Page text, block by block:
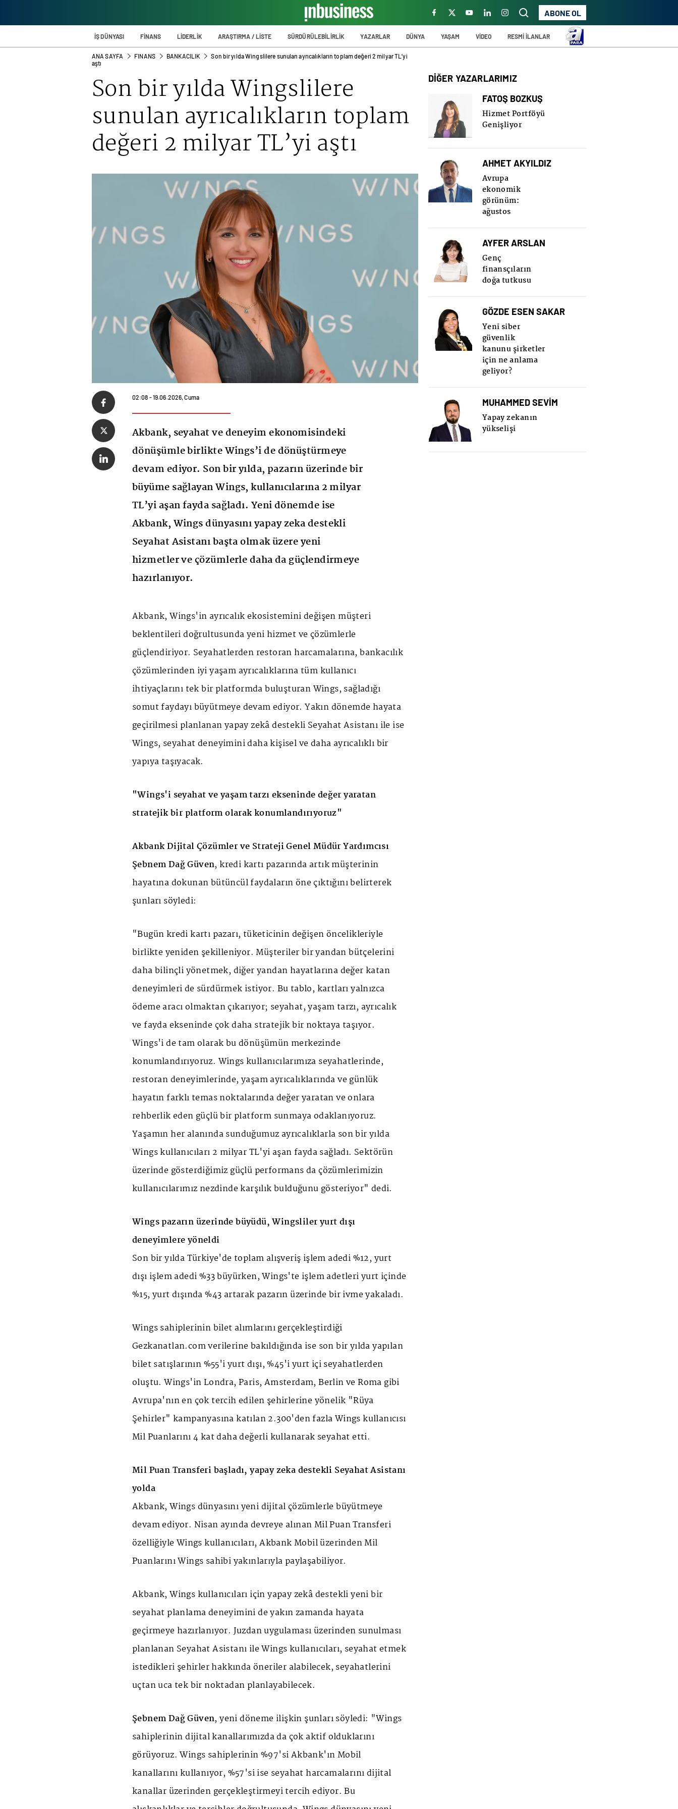
ABONE OL
İŞ DÜNYASI FİNANS LİDERLİK ARAŞTIRMA / LİSTE SÜRDÜRÜLEBİLİRLİK YAZARLAR DÜNYA YAŞAM VİDEO RESMİ İLANLAR
ANA SAYFA FINANS BANKACILIK
Son bir yılda Wingslilere sunulan ayrıcalıkların toplam değeri 2 milyar TL’yi
aştı
Son bir yılda Wingslilere
sunulan ayrıcalıkların toplam
değeri 2 milyar TL’yi aştı
02:08 - 19.06.2026, Cuma
Akbank, seyahat ve deneyim ekonomisindeki
dönüşümle birlikte Wings’i de dönüştürmeye
devam ediyor. Son bir yılda, pazarın üzerinde bir
büyüme sağlayan Wings, kullanıcılarına 2 milyar
TL’yi aşan fayda sağladı. Yeni dönemde ise
Akbank, Wings dünyasını yapay zeka destekli
Seyahat Asistanı başta olmak üzere yeni
hizmetler ve çözümlerle daha da güçlendirmeye
hazırlanıyor.
Akbank, Wings'in ayrıcalık ekosistemini değişen müşteri
beklentileri doğrultusunda yeni hizmet ve çözümlerle
güçlendiriyor. Seyahatlerden restoran harcamalarına, bankacılık
çözümlerinden iyi yaşam ayrıcalıklarına tüm kullanıcı
ihtiyaçlarını tek bir platformda buluşturan Wings, sağladığı
somut faydayı büyütmeye devam ediyor. Yakın dönemde hayata
geçirilmesi planlanan yapay zekâ destekli Seyahat Asistanı ile ise
Wings, seyahat deneyimini daha kişisel ve daha ayrıcalıklı bir
yapıya taşıyacak.
"Wings'i seyahat ve yaşam tarzı ekseninde değer yaratan
stratejik bir platform olarak konumlandırıyoruz"
Akbank Dijital Çözümler ve Strateji Genel Müdür Yardımcısı
Şebnem Dağ Güven, kredi kartı pazarında artık müşterinin
hayatına dokunan bütüncül faydaların öne çıktığını belirterek
şunları söyledi:
"Bugün kredi kartı pazarı, tüketicinin değişen öncelikleriyle
birlikte yeniden şekilleniyor. Müşteriler bir yandan bütçelerini
daha bilinçli yönetmek, diğer yandan hayatlarına değer katan
deneyimleri de sürdürmek istiyor. Bu tablo, kartları yalnızca
ödeme aracı olmaktan çıkarıyor; seyahat, yaşam tarzı, ayrıcalık
ve fayda ekseninde çok daha stratejik bir noktaya taşıyor.
Wings'i de tam olarak bu dönüşümün merkezinde
konumlandırıyoruz. Wings kullanıcılarımıza seyahatlerinde,
restoran deneyimlerinde, yaşam ayrıcalıklarında ve günlük
hayatın farklı temas noktalarında değer yaratan ve onlara
rehberlik eden güçlü bir platform sunmaya odaklanıyoruz.
Yaşamın her alanında sunduğumuz ayrıcalıklarla son bir yılda
Wings kullanıcıları 2 milyar TL'yi aşan fayda sağladı. Sektörün
üzerinde gösterdiğimiz güçlü performans da çözümlerimizin
kullanıcılarımız nezdinde karşılık bulduğunu gösteriyor" dedi.
Wings pazarın üzerinde büyüdü, Wingsliler yurt dışı
deneyimlere yöneldi
Son bir yılda Türkiye'de toplam alışveriş işlem adedi %12, yurt
dışı işlem adedi %33 büyürken, Wings'te işlem adetleri yurt içinde
%15, yurt dışında %43 artarak pazarın üzerinde bir ivme yakaladı.
Wings sahiplerinin bilet alımlarını gerçekleştirdiği
Gezkanatlan.com verilerine bakıldığında ise son bir yılda yapılan
bilet satışlarının %55'i yurt dışı, %45'i yurt içi seyahatlerden
oluştu. Wings'in Londra, Paris, Amsterdam, Berlin ve Roma gibi
Avrupa'nın en çok tercih edilen şehirlerine yönelik "Rüya
Şehirler" kampanyasına katılan 2.300'den fazla Wings kullanıcısı
Mil Puanlarını 4 kat daha değerli kullanarak seyahat etti.
Mil Puan Transferi başladı, yapay zeka destekli Seyahat Asistanı
yolda
Akbank, Wings dünyasını yeni dijital çözümlerle büyütmeye
devam ediyor. Nisan ayında devreye alınan Mil Puan Transferi
özelliğiyle Wings kullanıcıları, Akbank Mobil üzerinden Mil
Puanlarını Wings sahibi yakınlarıyla paylaşabiliyor.
Akbank, Wings kullanıcıları için yapay zekâ destekli yeni bir
seyahat planlama deneyimini de yakın zamanda hayata
geçirmeye hazırlanıyor. Juzdan uygulaması üzerinden sunulması
planlanan Seyahat Asistanı ile Wings kullanıcıları, seyahat etmek
istedikleri şehirler hakkında öneriler alabilecek, seyahatlerini
uçtan uca tek bir noktadan planlayabilecek.
Şebnem Dağ Güven, yeni döneme ilişkin şunları söyledi: "Wings
sahiplerinin dijital kanallarımızda da çok aktif olduklarını
görüyoruz. Wings sahiplerinin %97'si Akbank'ın Mobil
kanallarını kullanıyor, %57'si ise seyahat harcamalarını dijital
kanallar üzerinden gerçekleştirmeyi tercih ediyor. Bu
DİĞER YAZARLARIMIZ
FATOŞ BOZKUŞ
Hizmet Portföyü
Genişliyor
AHMET AKYILDIZ
Avrupa
ekonomik
görünüm:
ağustos
AYFER ARSLAN
Genç
finansçıların
doğa tutkusu
GÖZDE ESEN SAKAR
Yeni siber
güvenlik
kanunu şirketler
için ne anlama
geliyor?
MUHAMMED SEVİM
Yapay zekanın
yükselişi